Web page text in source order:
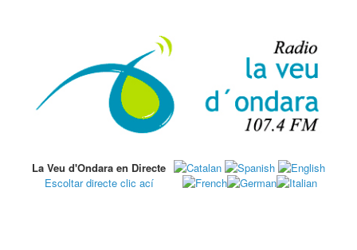
La Veu d'Ondara en Directe
Escoltar directe clic ací